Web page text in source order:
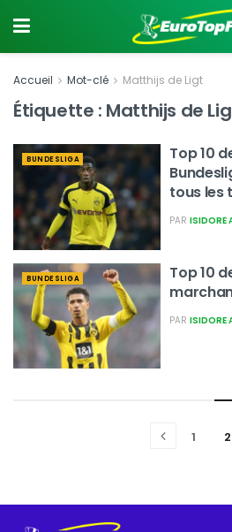
Accueil Mot-clé Matthijs de Ligt
Étiquette : Matthijs de
BUNDESLIGA
Top 10
tous les
PAR ISIDORE
BUNDESLIGA
Top 10
PAR ISIDORE
1 2